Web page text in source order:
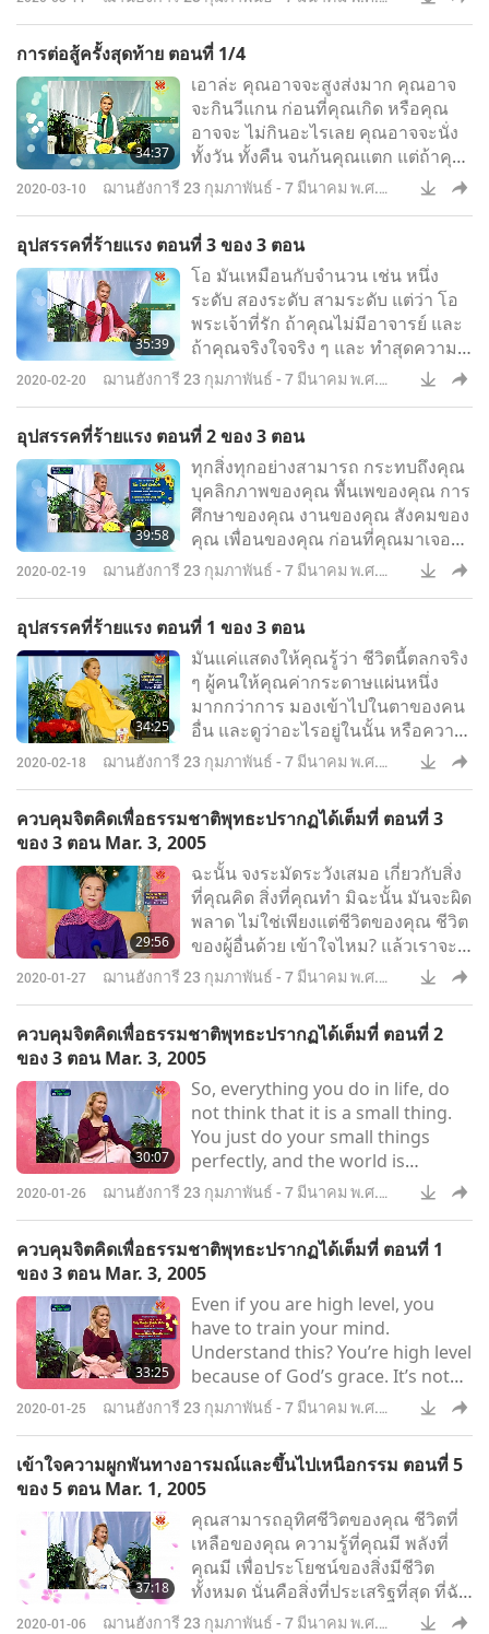
พวกเขาแค่เป็นเครื่องมือ
การต่อสู้ครั้งสุดท้าย ตอนที่ 1/4
34:37
เอาล่ะ คุณอาจจะสูงส่งมาก คุณอาจ
จะกินวีแกน ก่อนที่คุณเกิด หรือคุณ
อาจจะ ไม่กินอะไรเลย คุณอาจจะนั่ง
ทั้งวัน ทั้งคืน จนก้นคุณแตก แต่ถ้าคุณ
ไม่มีพระกรุณา จากพลังของพระเจ้า
คุณจะไม่มีทางไปถึง ระดับห้า – มัน
พิเศษมากจริง ๆ
2020-03-10
ฌานฮังการี 23 กุมภาพันธ์ - 7 มีนาคม พ.ศ.
อุปสรรคที่ร้ายแรง ตอนที่ 3 ของ 3 ตอน
35:39
โอ มันเหมือนกับจำนวน เช่น หนึ่ง
ระดับ สองระดับ สามระดับ แต่ว่า โอ
พระเจ้าที่รัก ถ้าคุณไม่มีอาจารย์ และ
ถ้าคุณจริงใจจริง ๆ และ ทำสุดความ
สามารถและพลังงาน ของคุณ ทั้งวัน
และคืน สำหรับชีวิตหลายร้อยชาติ
คุณอาจจะก้าวหน้าขึ้นหนึ่งระดับ หนึ่ง
ระดับต่ำ! ระดับที่สูงขึ้นนั้น มันยากกว่า
มันยากกว่าและกว้างใหญ่กว่า
2020-02-20
ฌานฮังการี 23 กุมภาพันธ์ - 7 มีนาคม พ.ศ.
อุปสรรคที่ร้ายแรง ตอนที่ 2 ของ 3 ตอน
39:58
ทุกสิ่งทุกอย่างสามารถ กระทบถึงคุณ
บุคลิกภาพของคุณ พื้นเพของคุณ การ
ศึกษาของคุณ งานของคุณ สังคมของ
คุณ เพื่อนของคุณ ก่อนที่คุณมาเจอ
ฉัน ทุกสิ่งมีผลกระทบต่อคุณ และคุณ
อยู่ในกล่องสี่เหลี่ยม ดังนั้น การรู้แจ้ง
จะยกวิญญาณคุณขึ้น แต่บุคลิกภาพ
ของคุณ คุณต้องฝึกมันใหม่ ให้เหมาะ
กับคนที่เป็นแบบนักบุญ
2020-02-19
ฌานฮังการี 23 กุมภาพันธ์ - 7 มีนาคม พ.ศ.
อุปสรรคที่ร้ายแรง ตอนที่ 1 ของ 3 ตอน
34:25
มันแค่แสดงให้คุณรู้ว่า ชีวิตนี้ตลกจริง
ๆ ผู้คนให้คุณค่ากระดาษแผ่นหนึ่ง
มากกว่าการ มองเข้าไปในตาของคน
อื่น และดูว่าอะไรอยู่ในนั้น หรือความ
จริงใจ ทุกสิ่งทุกอย่าง พวกเขาถูกฝึก
แค่นับเงิน และเพิกเฉย ต่ออีกด้านหนึ่ง
ของมนุษย์ ซึ่งมีคุณค่ามากกว่า
2020-02-18
ฌานฮังการี 23 กุมภาพันธ์ - 7 มีนาคม พ.ศ.
ควบคุมจิตคิดเพื่อธรรมชาติพุทธะปรากฏได้เต็มที่ ตอนที่ 3
ของ 3 ตอน Mar. 3, 2005
29:56
ฉะนั้น จงระมัดระวังเสมอ เกี่ยวกับสิ่ง
ที่คุณคิด สิ่งที่คุณทำ มิฉะนั้น มันจะผิด
พลาด ไม่ใช่เพียงแต่ชีวิตของคุณ ชีวิต
ของผู้อื่นด้วย เข้าใจไหม? แล้วเราจะ
ยอมรับมันไม่ได้ เพราะเราสร้างกรรม
ทุกคนที่เราทำบางสิ่งผิดไป เราสร้าง
2020-01-27
ฌานฮังการี 23 กุมภาพันธ์ - 7 มีนาคม พ.ศ.
ควบคุมจิตคิดเพื่อธรรมชาติพุทธะปรากฏได้เต็มที่ ตอนที่ 2
ของ 3 ตอน Mar. 3, 2005
30:07
So, everything you do in life, do
not think that it is a small thing.
You just do your small things
perfectly, and the world is
perfect. Because, the world is
made up of all these small
particles of things. That’s why
Buddha confessed that He’s only
human like everybody else, and
He became Buddha, and
everyone else, all His disciples,
will also become Buddha. But
that’s it. It’s just like in a uni
2020-01-26
ฌานฮังการี 23 กุมภาพันธ์ - 7 มีนาคม พ.ศ.
ควบคุมจิตคิดเพื่อธรรมชาติพุทธะปรากฏได้เต็มที่ ตอนที่ 1
ของ 3 ตอน Mar. 3, 2005
33:25
Even if you are high level, you
have to train your mind.
Understand this? You’re high level
because of God’s grace. It’s not
necessarily always your
merit.Humility does help a
Buddha. Even though he doesn’t
need it, it does help. Because if
you let the arrogance come to
your head, if you work hard and
everybody worships and respects
you, then you suddenly become a
little bit too confident.The mind
2020-01-25
ฌานฮังการี 23 กุมภาพันธ์ - 7 มีนาคม พ.ศ.
เข้าใจความผูกพันทางอารมณ์และขึ้นไปเหนือกรรม ตอนที่ 5
ของ 5 ตอน Mar. 1, 2005
37:18
คุณสามารถอุทิศชีวิตของคุณ ชีวิตที่
เหลือของคุณ ความรู้ที่คุณมี พลังที่
คุณมี เพื่อประโยชน์ของสิ่งมีชีวิต
ทั้งหมด นั่นคือสิ่งที่ประเสริฐที่สุด ที่ฉัน
สามารถคิดถึงในการกระทำ
2020-01-06
ฌานฮังการี 23 กุมภาพันธ์ - 7 มีนาคม พ.ศ.